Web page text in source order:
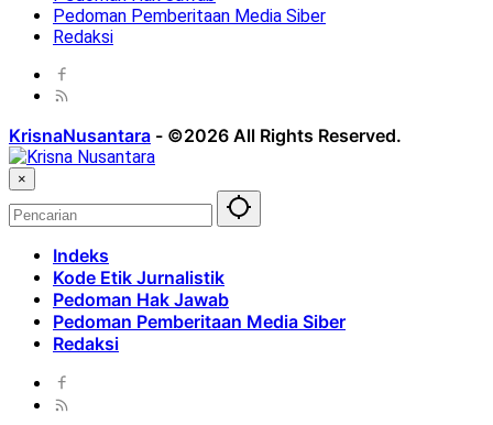
Pedoman Pemberitaan Media Siber
Redaksi
KrisnaNusantara - ©2026 All Rights Reserved.
×
Indeks
Kode Etik Jurnalistik
Pedoman Hak Jawab
Pedoman Pemberitaan Media Siber
Redaksi